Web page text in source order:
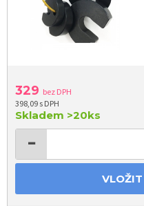
329 bez DPH
398,09 s DPH
Skladem >20ks
−